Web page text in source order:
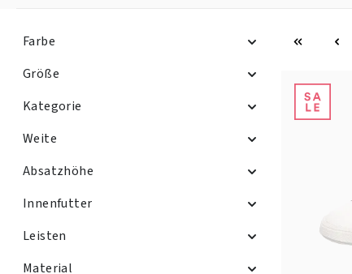
Farbe
Größe
Kategorie
Weite
Absatzhöhe
Innenfutter
Leisten
Material